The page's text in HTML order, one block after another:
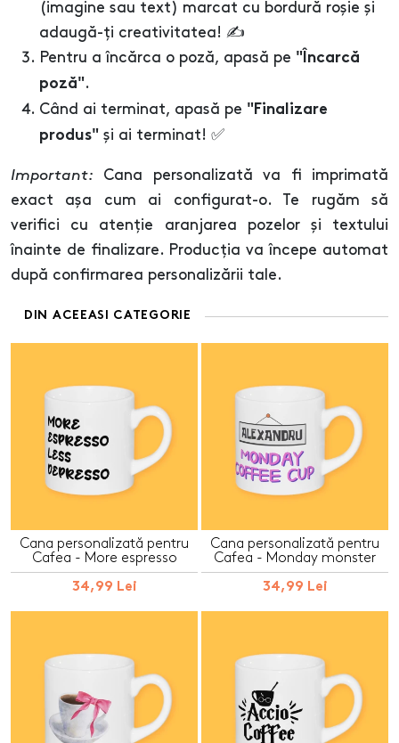
(imagine sau text) marcat cu bordură roșie și
adaugă-ți creativitatea! ✍️
Pentru a încărca o poză, apasă pe "Încarcă
poză".
Când ai terminat, apasă pe "Finalizare
produs" și ai terminat! ✅
Important: Cana personalizată va fi imprimată
exact așa cum ai configurat-o. Te rugăm să
verifici cu atenție aranjarea pozelor și textului
înainte de finalizare. Producția va începe automat
după confirmarea personalizării tale.
DIN ACEEASI CATEGORIE
Cana personalizată pentru
Cafea - More espresso
34,99 Lei
Cana personalizată pentru
Cafea - Monday monster
34,99 Lei